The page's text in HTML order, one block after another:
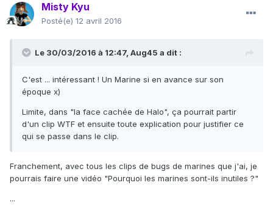
Misty Kyu
Posté(e) 12 avril 2016
Le 30/03/2016 à 12:47, Aug45 a dit :
C'est ... intéressant ! Un Marine si en avance sur son
époque x)
Limite, dans "la face cachée de Halo", ça pourrait partir
d'un clip WTF et ensuite toute explication pour justifier ce
qui se passe dans le clip.
Franchement, avec tous les clips de bugs de marines que j'ai, je
pourrais faire une vidéo "Pourquoi les marines sont-ils inutiles ?"
...